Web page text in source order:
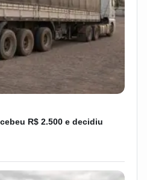
R$ 2.500 e decidiu